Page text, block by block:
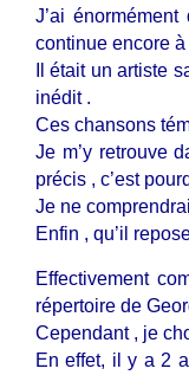
J’ai
continue encore
Il était un artiste
inédit .
Ces chansons
Je m’y retrouve
précis , c’est
Je ne
Enfin , qu’il
Effectivement
répertoire de
Cependant , je
En effet, il y a 2